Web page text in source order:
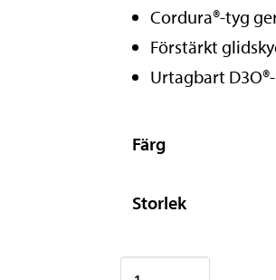
Cordura®-tyg
Förstärkt
Urtagbart
Färg
Storlek
FOX